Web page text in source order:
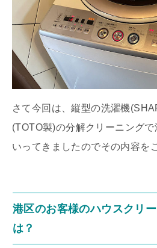
さて今回は、縦型の洗濯機
(TOTO製)の分解クリーニング
いってきましたのでその内容を
港区のお客様のハウスクリ
は？